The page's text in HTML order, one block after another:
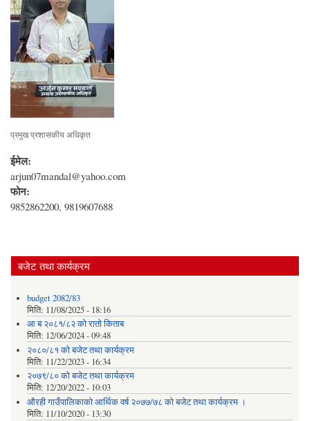
प्रमुख प्रशासकीय अधिकृत
ईमेल:
arjun07mandal@yahoo.com
फोन:
9852862200, 9819607688
बजेट तथा कार्यक्रम
budget 2082/83
मिति: 11/08/2025 - 18:16
आ ब २०८१/८२ काे राताे किताब
मिति: 12/06/2024 - 09:48
२०८०/८१ को बजेट तथा कार्यक्रम
मिति: 11/22/2023 - 16:34
२०७९/८० को बजेट तथा कार्यक्रम
मिति: 12/20/2022 - 10:03
औरही गाउँपालिकाको आर्थिक वर्ष २०७७/७८ को बजेट तथा कार्यक्रम ।
मिति: 11/10/2020 - 13:30